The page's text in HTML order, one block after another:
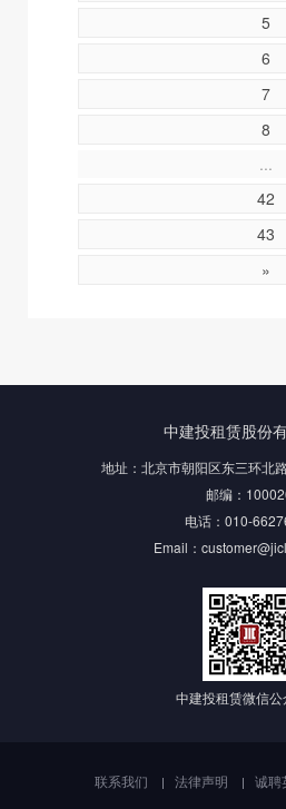
5
6
7
8
...
42
43
»
中建投租赁股份
地址：北京市朝阳区东三环北
邮编：
电话：010-
Email：
中建投租赁微信公
联系我们 法律声明 诚聘